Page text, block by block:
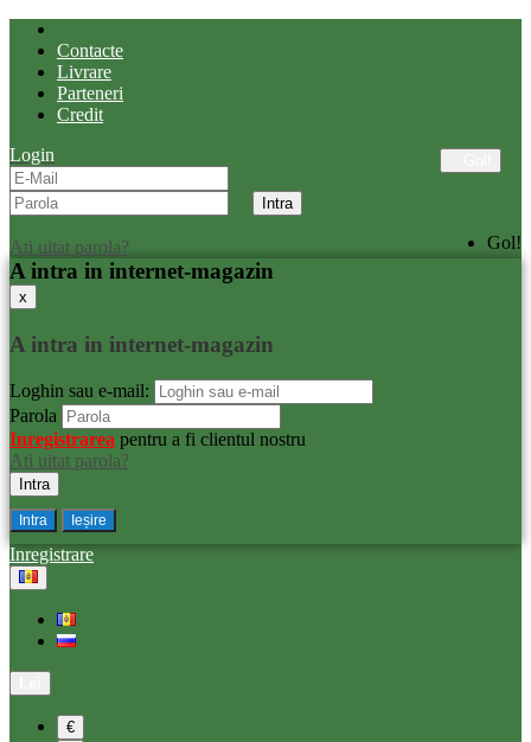
Contacte
Livrare
Parteneri
Credit
Gol!
Login
Ati uitat parola?
A intra in internet-magazin
x
A intra in internet-magazin
Loghin sau e-mail:
Parola
Inregistrarea pentru a fi clientul nostru
Ati uitat parola?
Intra Ieșire
Inregistrare
€